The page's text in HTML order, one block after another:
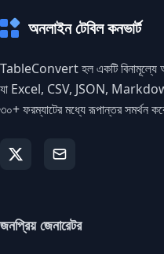
অনলাইন টেবিল কনভার্ট
TableConvert হল একটি বিনামূল্যে
যা Excel, CSV, JSON,
৩০+ ফরম্যাটের মধ্যে রূপান্তর সমর্থন
জনপ্রিয় জেনারেটর